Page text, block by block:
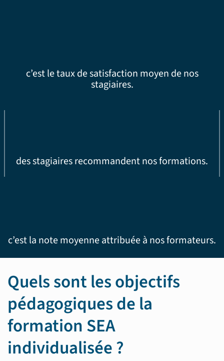
c’est le taux de satisfaction moyen de nos
stagiaires.
des stagiaires recommandent nos formations.
c’est la note moyenne attribuée à nos formateurs.
Quels sont les objectifs
pédagogiques de la
formation SEA
individualisée ?